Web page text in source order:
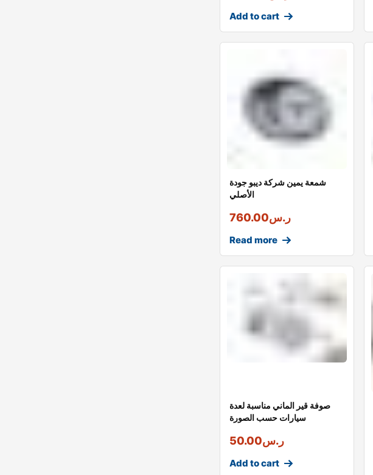
Add to cart
شمعة يمين شركة ديبو جودة
الأصلي
ر.س760.00
Read more
صوفة قير الماني مناسبة لعدة
سيارات حسب الصورة
ر.س50.00
Add to cart